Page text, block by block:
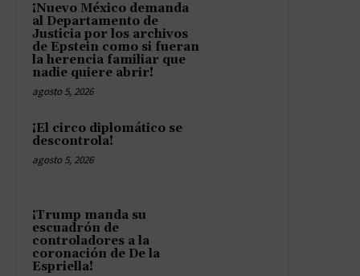
¡Nuevo México demanda
al Departamento de
Justicia por los archivos
de Epstein como si fueran
la herencia familiar que
nadie quiere abrir!
agosto 5, 2026
¡El circo diplomático se
descontrola!
agosto 5, 2026
¡Trump manda su
escuadrón de
controladores a la
coronación de De la
Espriella!